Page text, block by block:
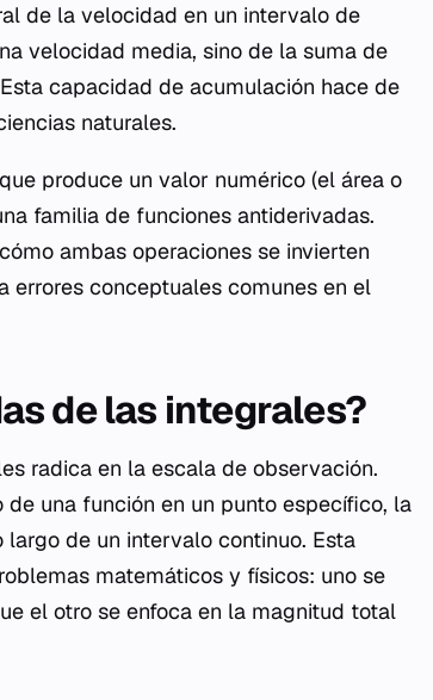
de la velocidad en un intervalo de
velocidad media, sino de la suma de
capacidad de acumulación hace de
naturales.
produce un valor numérico (el área o
familia de funciones antiderivadas.
ambas operaciones se invierten
errores conceptuales comunes en el
de las integrales?
radica en la escala de observación.
una función en un punto específico, la
de un intervalo continuo. Esta
matemáticos y físicos: uno se
el otro se enfoca en la magnitud total